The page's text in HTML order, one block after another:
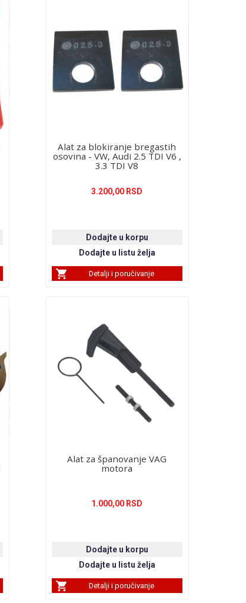
Alat za blokiranje bregastih
osovina - VW, Audi 2.5 TDI V6 ,
3.3 TDI V8
3.200,00 RSD
Detalji i poručivanje
Alat za španovanje VAG
motora
1.000,00 RSD
Detalji i poručivanje